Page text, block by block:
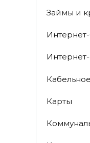
Займы и
Карты